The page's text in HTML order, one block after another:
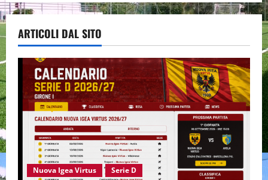
ARTICOLI DAL SITO
Nuova Igea Virtus Serie D